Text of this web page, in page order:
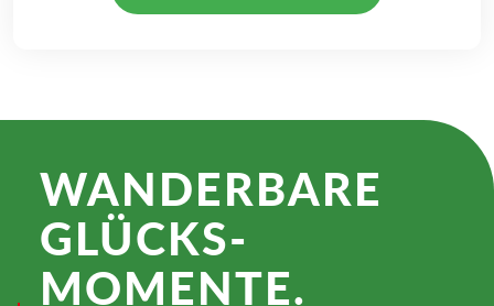
WANDER­BARE
GLÜCKS­
MOMENTE.